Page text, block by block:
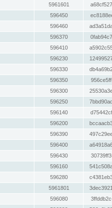
5961601
596450
596460
596370
596410
596230
596330
596350
596300
596250
596140
596200
596390
596400
596430
596160
596280
5961801
596080